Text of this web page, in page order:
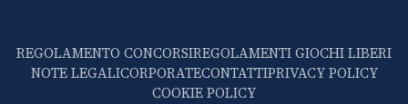
REGOLAMENTO CONCORSIREGOLAMENTI GIOCHI LIBERI
NOTE LEGALICORPORATECONTATTIPRIVACY POLICY
COOKIE POLICY